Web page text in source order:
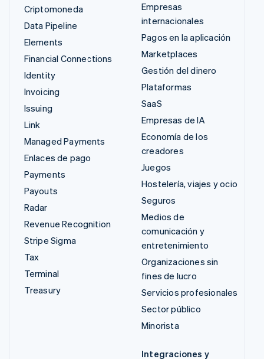
Criptomoneda
Data Pipeline
Elements
Financial Connections
Identity
Invoicing
Issuing
Link
Managed Payments
Enlaces de pago
Payments
Payouts
Radar
Revenue Recognition
Stripe Sigma
Tax
Terminal
Treasury
Empresas
internacionales
Pagos en la aplicación
Marketplaces
Gestión del dinero
Plataformas
SaaS
Empresas de IA
Economía de los
creadores
Juegos
Hostelería, viajes y ocio
Seguros
Medios de
comunicación y
entretenimiento
Organizaciones sin
fines de lucro
Servicios profesionales
Sector público
Minorista
Integraciones y